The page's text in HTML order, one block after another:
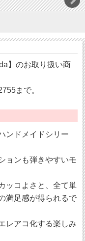
】のお取り扱い商
まで。
ンドメイドシリー
ョンも弾きやすいモ
ッコよさと、全て単
満足感が得られるで
レアコ化する楽しみ